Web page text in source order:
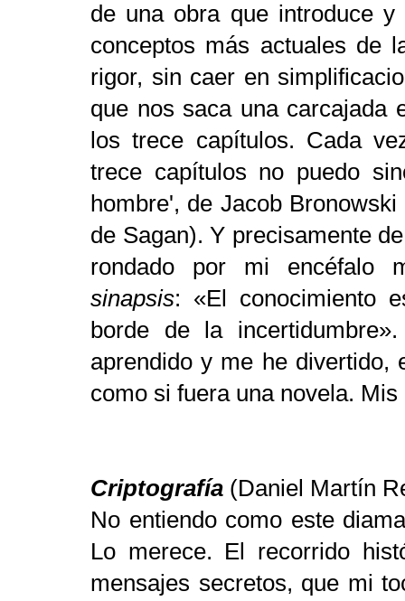
de una obra que introduce
conceptos más actuales de
rigor, sin caer en
que nos saca una carcajada
los trece capítulos. Cada
trece capítulos no puedo
hombre', de Jacob
de Sagan). Y precisamente
rondado por mi encéfalo
sinapsis: «El conocimiento
borde de la
aprendido y me he divertido,
como si fuera una novela. Mis
Criptografía (Daniel Martín
No entiendo como este
Lo merece. El recorrido
mensajes secretos, que mi